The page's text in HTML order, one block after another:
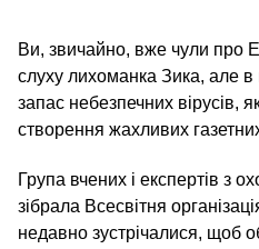
Ви, звичайно, вже чули про
слуху лихоманка Зика, але
запас небезпечних вірусів,
створення жахливих
Група вчених і експертів з
зібрала Всесвітня
недавно зустрічалися, щоб